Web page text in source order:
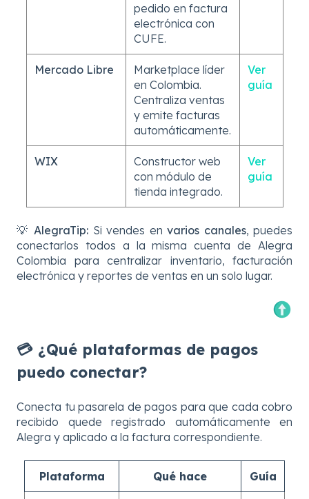
pedido en factura
electrónica con
CUFE.
Mercado Libre
Marketplace líder
en Colombia.
Centraliza ventas
y emite facturas
automáticamente.
Ver
guía
WIX
Constructor web
con módulo de
tienda integrado.
Ver
guía
💡 AlegraTip: Si vendes en varios canales, puedes
conectarlos todos a la misma cuenta de Alegra
Colombia para centralizar inventario, facturación
electrónica y reportes de ventas en un solo lugar.
💳 ¿Qué plataformas de pagos
puedo conectar?
Conecta tu pasarela de pagos para que cada cobro
recibido quede registrado automáticamente en
Alegra y aplicado a la factura correspondiente.
Plataforma Qué hace Guía